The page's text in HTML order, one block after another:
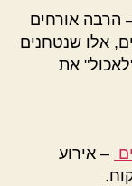
הרבה אורחים
אלו שנטחנים
את
– אירוע